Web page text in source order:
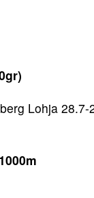
Lohja